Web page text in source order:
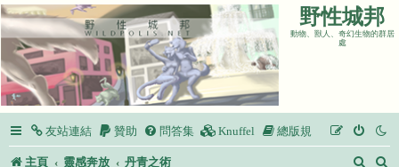
野性城邦
動物、獸人、奇幻生物的群居
處
友站連結 贊助 問答集 Knuffel 總版規
主頁 靈感奔放 丹青之術
搜